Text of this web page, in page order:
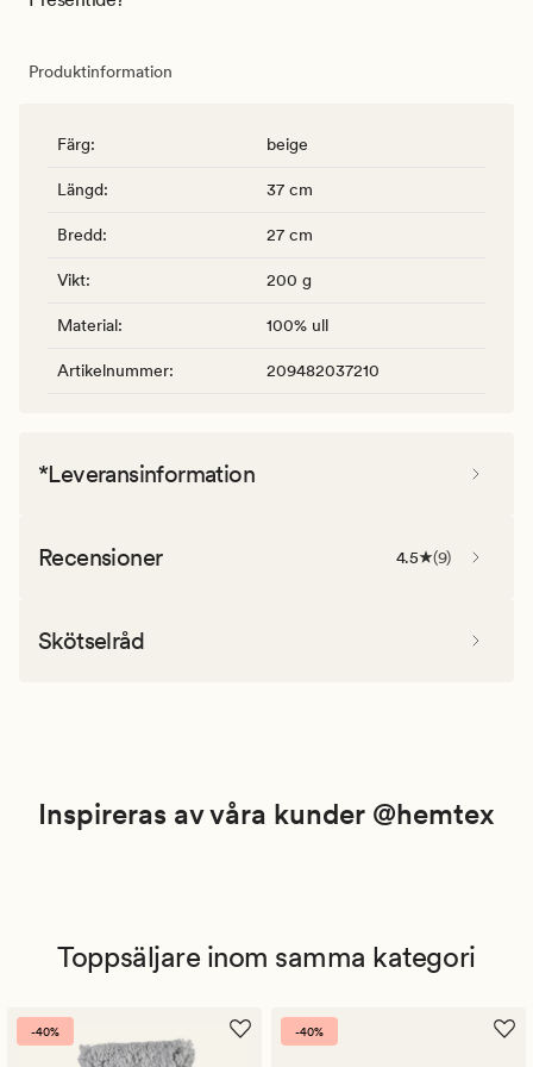
Produktinformation
Färg: beige
Längd: 37 cm
Bredd: 27 cm
Vikt: 200 g
Material: 100% ull
Artikelnummer: 209482037210
*Leveransinformation
Recensioner 4.5 (9)
Skötselråd
Inspireras av våra kunder @hemtex
Toppsäljare inom samma kategori
-40% -40%